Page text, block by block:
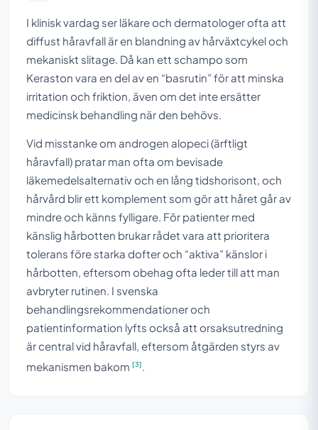
I klinisk vardag ser läkare och dermatologer ofta att
diffust håravfall är en blandning av hårväxtcykel och
mekaniskt slitage. Då kan ett schampo som
Keraston vara en del av en “basrutin” för att minska
irritation och friktion, även om det inte ersätter
medicinsk behandling när den behövs.
Vid misstanke om androgen alopeci (ärftligt
håravfall) pratar man ofta om bevisade
läkemedelsalternativ och en lång tidshorisont, och
hårvård blir ett komplement som gör att håret går av
mindre och känns fylligare. För patienter med
känslig hårbotten brukar rådet vara att prioritera
tolerans före starka dofter och “aktiva” känslor i
hårbotten, eftersom obehag ofta leder till att man
avbryter rutinen. I svenska
behandlingsrekommendationer och
patientinformation lyfts också att orsaksutredning
är central vid håravfall, eftersom åtgärden styrs av
mekanismen bakom [3]